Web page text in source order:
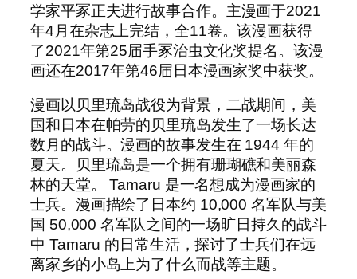
学家平冢正夫进行故事合作。主漫画于2021
年4月在杂志上完结，全11卷。该漫画获得
了2021年第25届手冢治虫文化奖提名。该漫
画还在2017年第46届日本漫画家奖中获奖。
漫画以贝里琉岛战役为背景，二战期间，美
国和日本在帕劳的贝里琉岛发生了一场长达
数月的战斗。漫画的故事发生在 1944 年的
夏天。贝里琉岛是一个拥有珊瑚礁和美丽森
林的天堂。 Tamaru 是一名想成为漫画家的
士兵。漫画描绘了日本约 10,000 名军队与美
国 50,000 名军队之间的一场旷日持久的战斗
中 Tamaru 的日常生活，探讨了士兵们在远
离家乡的小岛上为了什么而战等主题。